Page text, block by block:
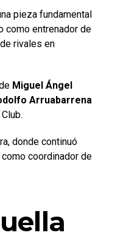
pieza fundamental
como entrenador de
rivales en
Miguel Ángel
Arruabarrena
donde continuó
coordinador de